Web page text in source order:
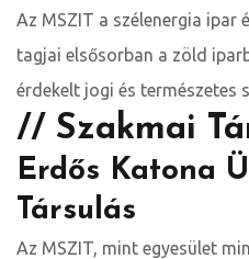
Az MSZIT a szélenergia ipar
tagjai elsősorban a zöld
érdekelt jogi és természetes
// Szakmai
Erdős Katona
Társulás
Az MSZIT, mint egyesület